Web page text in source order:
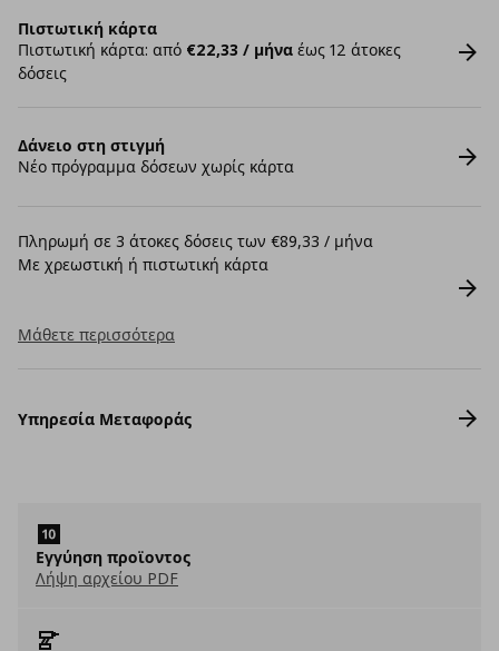
Πιστωτική κάρτα
Πιστωτική κάρτα: από €22,33 / μήνα έως 12 άτοκες
δόσεις
Δάνειο στη στιγμή
Νέο πρόγραμμα δόσεων χωρίς κάρτα
Πληρωμή σε 3 άτοκες δόσεις των €89,33 / μήνα
Με χρεωστική ή πιστωτική κάρτα
Μάθετε περισσότερα
Υπηρεσία Μεταφοράς
Εγγύηση προϊοντος
Λήψη αρχείου PDF